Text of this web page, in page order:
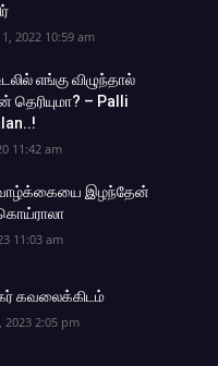
2022 10:59 am
எங்கு விழுந்தால்
– Palli
11:42 am
வாழ்க்கையை இழந்தேன்
11:03 am
கவலைக்கிடம்
2023 2:05 pm